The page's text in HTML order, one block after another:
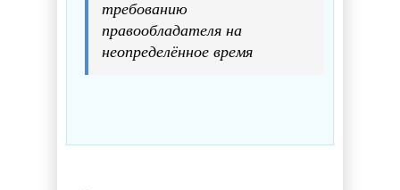
требованию
правообладателя на
неопределённое время